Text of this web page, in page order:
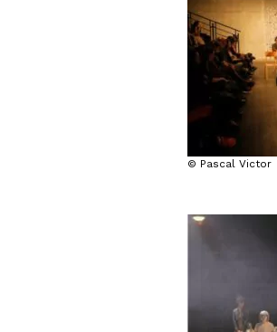
© Pascal Victor